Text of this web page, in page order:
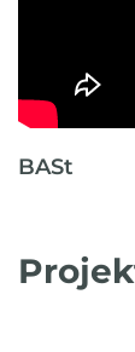
BASt